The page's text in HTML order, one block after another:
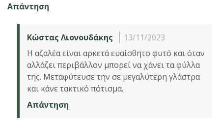
Απάντηση
Κώστας Λιονουδάκης
13/11/2023
Η αζαλέα είναι αρκετά ευαίσθητο φυτό και όταν
αλλάζει περιβάλλον μπορεί να χάνει τα φύλλα
της. Μεταφύτευσε την σε μεγαλύτερη γλάστρα
και κάνε τακτικό πότισμα.
Απάντηση